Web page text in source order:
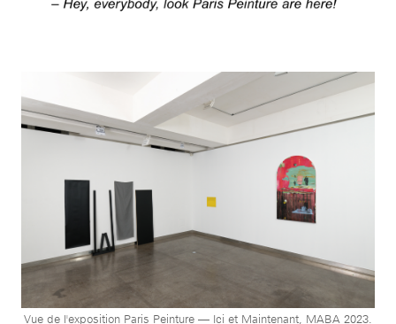
Vue de l'exposition Paris Peinture — Ici et Maintenant, MABA 2023.